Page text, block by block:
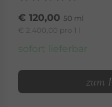
€ 120,00 50 ml
€ 2.400,00 pro 1 l
sofort lieferbar
zum